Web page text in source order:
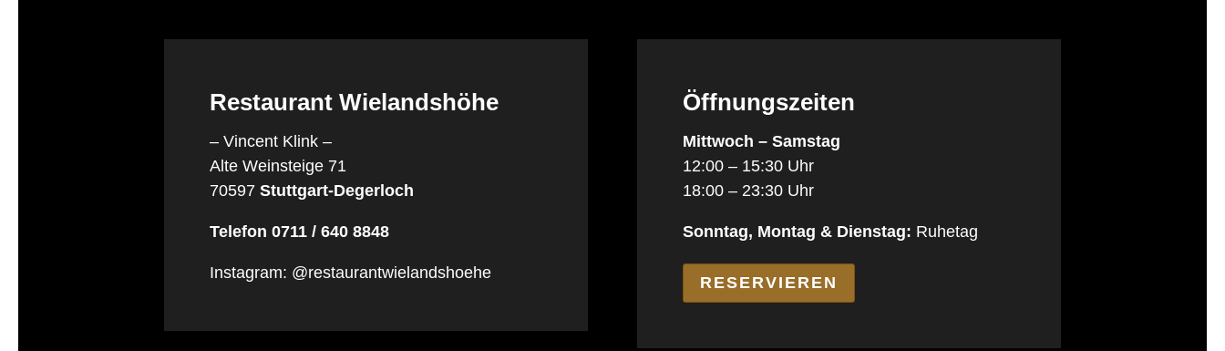
Restaurant Wielandshöhe
– Vincent Klink –
Alte Weinsteige 71
70597Stuttgart-Degerloch
Telefon 0711 / 640 8848
Instagram: @restaurantwielandshoehe
Öffnungszeiten
Mittwoch – Samstag
12:00 – 15:30 Uhr
18:00 – 23:30 Uhr
Sonntag, Montag & Dienstag: Ruhetag
RESERVIEREN